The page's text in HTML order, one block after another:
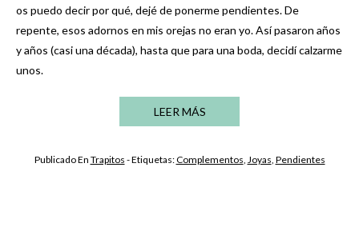
os puedo decir por qué, dejé de ponerme pendientes. De
repente, esos adornos en mis orejas no eran yo. Así pasaron años
y años (casi una década), hasta que para una boda, decidí calzarme
unos.
LEER MÁS
Publicado En Trapitos - Etiquetas:Complementos, Joyas, Pendientes